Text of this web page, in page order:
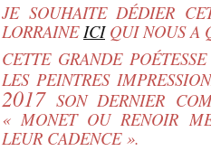
JE SOUHAITE DÉDIER
LORRAINEICIQUI NOUS A
CETTE GRANDE
LES PEINTRES
2017SON DERNIER
« MONET OU RENOIR
LEUR CADENCE ».